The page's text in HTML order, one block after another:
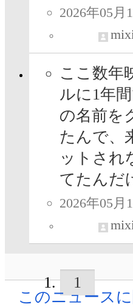
2026年05月
ここ数年
ルに1年
の名前を
たんで、
ットされ
てたんだ
2026年05月
1
このニュース